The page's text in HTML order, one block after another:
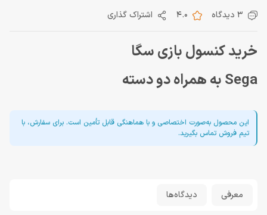
3 دیدگاه 4.0 اشتراک گذاری
خرید کنسول بازی سگا
Sega به همراه دو دسته
این محصول به‌صورت اختصاصی و با هماهنگی قابل تأمین است. برای سفارش، با
تیم فروش تماس بگیرید.
معرفی دیدگاه‌ها